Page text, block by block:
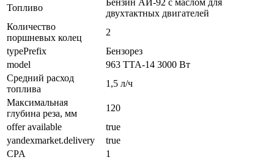
Топливо
двухтактных двигателей
Количество
поршневых колец
2
typePrefix
Бензорез
model
963 TTA-14 3000 Вт
Средний расход
топлива
1,5 л/ч
Максимальная
глубина реза, мм
120
offer available
true
yandexmarket.delivery
true
CPA
1